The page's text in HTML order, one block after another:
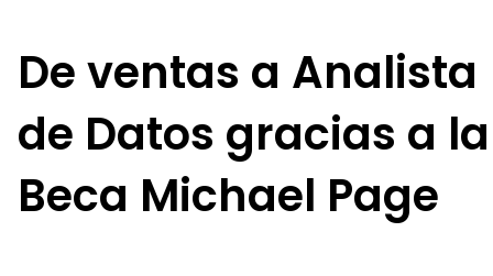
De ventas a Analista
de Datos gracias a la
Beca Michael Page